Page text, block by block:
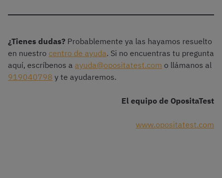
¿Tienes dudas? Probablemente ya las hayamos resuelto
en nuestro centro de ayuda. Si no encuentras tu pregunta
aquí, escríbenos a ayuda@opositatest.com o llámanos al
919040798 y te ayudaremos.
El equipo de OpositaTest
www.opositatest.com